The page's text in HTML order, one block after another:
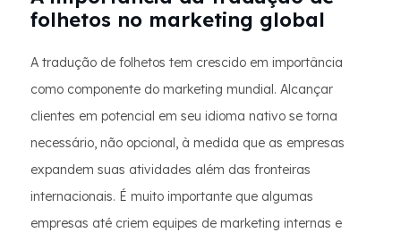
folhetos no marketing global
A tradução de folhetos tem crescido em importância
como componente do marketing mundial. Alcançar
clientes em potencial em seu idioma nativo se torna
necessário, não opcional, à medida que as empresas
expandem suas atividades além das fronteiras
internacionais. É muito importante que algumas
empresas até criem equipes de marketing internas e